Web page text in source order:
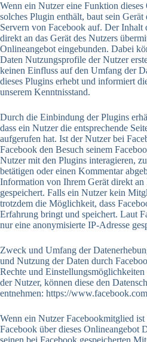
Wenn ein Nutzer eine Funktion
solches Plugin enthält, baut sein
Servern von Facebook auf. Der
direkt an das Gerät des Nutzers
Onlineangebot eingebunden. Dabei
Daten Nutzungsprofile der Nutzer
keinen Einfluss auf den Umfang der
dieses Plugins erhebt und informiert
unserem Kenntnisstand.
Durch die Einbindung der Plugins
dass ein Nutzer die entsprechende
aufgerufen hat. Ist der Nutzer bei
Facebook den Besuch seinem
Nutzer mit den Plugins interagieren,
betätigen oder einen Kommentar
Information von Ihrem Gerät direkt
gespeichert. Falls ein Nutzer kein
trotzdem die Möglichkeit, dass
Erfahrung bringt und speichert. Laut
nur eine anonymisierte IP-Adresse
Zweck und Umfang der
und Nutzung der Daten durch
Rechte und
der Nutzer, können diese den
entnehmen: https://
Wenn ein Nutzer Facebookmitglied ist
Facebook über dieses Onlineangebot
seinen bei Facebook gespeicherten